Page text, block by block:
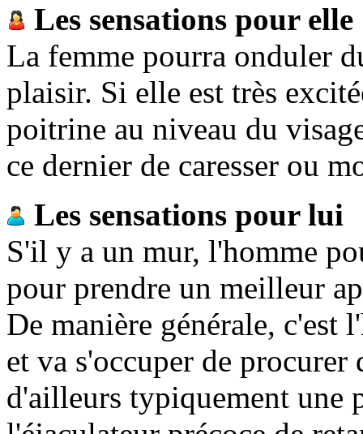
Les sensations pour elle
La femme pourra onduler
plaisir. Si elle est très
poitrine au niveau du
ce dernier de caresser ou
Les sensations pour lui
S'il y a un mur, l'homme
pour prendre un meilleur
De manière générale,
et va s'occuper de procurer
d'ailleurs typiquement une